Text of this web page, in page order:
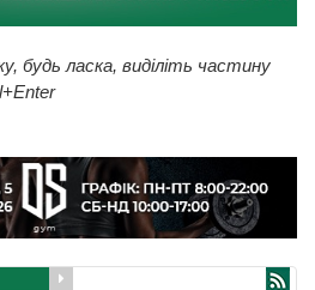
будь ласка, виділіть частину